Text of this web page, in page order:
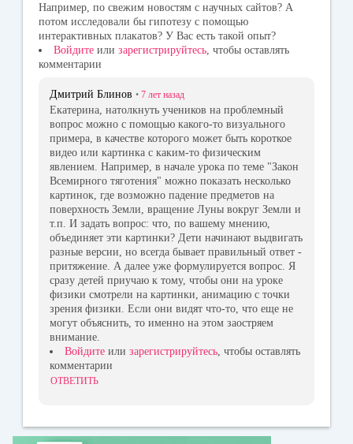
Например, по свежим новостям с научных сайтов? А
потом исследовали бы гипотезу с помощью
интерактивных плакатов? У Вас есть такой опыт?
Войдите или зарегистрируйтесь , чтобы оставлять
комментарии
Дмитрий Блинов • 7 лет назад
Екатерина, натолкнуть учеников на проблемный
вопрос можно с помощью какого-то визуального
примера, в качестве которого может быть короткое
видео или картинка с каким-то физическим
явлением. Например, в начале урока по теме "Закон
Всемирного тяготения" можно показать несколько
картинок, где возможно падение предметов на
поверхность Земли, вращение Луны вокруг Земли и
т.п. И задать вопрос: что, по вашему мнению,
объединяет эти картинки? Дети начинают выдвигать
разные версии, но всегда бывает правильный ответ -
притяжение. А далее уже формулируется вопрос. Я
сразу детей приучаю к тому, чтобы они на уроке
физики смотрели на картинки, анимацию с точки
зрения физики. Если они видят что-то, что еще не
могут объяснить, то именно на этом заостряем
внимание.
Войдите или зарегистрируйтесь, чтобы оставлять
комментарии
ОТВЕТИТЬ